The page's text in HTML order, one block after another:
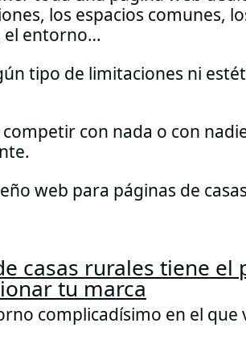
los espacios comunes,
el entorno…
tipo de limitaciones ni
con nada o con
web para páginas de
casas rurales tiene
tu marca
complicadísimo en el que